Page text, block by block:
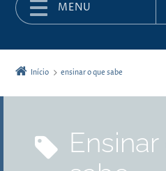
MENU
Início ensinar o que sabe
ensinar o que